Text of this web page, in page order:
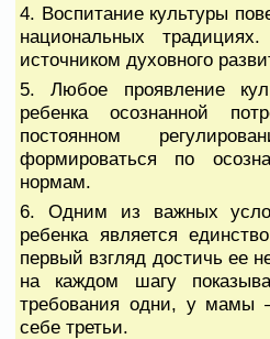
4. Воспитание культуры
национальных
источником духовного
5. Любое проявление
ребенка осознанной
постоянном
формироваться по
нормам.
6. Одним из важных
ребенка является
первый взгляд достичь ее
на каждом шагу
требования одни, у мамы
себе третьи.